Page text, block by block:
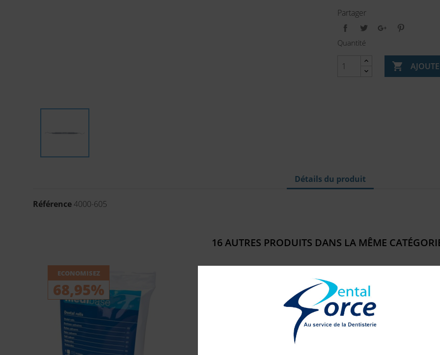
Partager
Quantité

Détails du produit
Référence4000-605
16 AUTRES PRODUITS DANS LA MÊME
ECONOMISEZ
68,95%